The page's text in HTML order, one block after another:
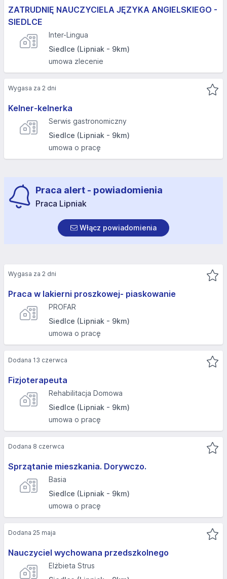
ZATRUDNIĘ NAUCZYCIELA JĘZYKA ANGIELSKIEGO -
SIEDLCE
Inter-Lingua
Siedlce (Lipniak - 9km)
umowa zlecenie
Kelner-kelnerka
Serwis gastronomiczny
Siedlce (Lipniak - 9km)
umowa o pracę
Wygasa za 2 dni
Praca alert - powiadomienia
Praca Lipniak
Włącz powiadomienia
Praca w lakierni proszkowej- piaskowanie
PROFAR
Siedlce (Lipniak - 9km)
umowa o pracę
Wygasa za 2 dni
Fizjoterapeuta
Rehabilitacja Domowa
Siedlce (Lipniak - 9km)
umowa o pracę
Dodana 13 czerwca
Sprzątanie mieszkania. Dorywczo.
Basia
Siedlce (Lipniak - 9km)
umowa o pracę
Dodana 8 czerwca
Nauczyciel wychowana przedszkolnego
Elżbieta Strus
Dodana 25 maja